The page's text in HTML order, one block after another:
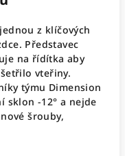
z klíčových
Představec
na řídítka aby
vteřiny.
týmu Dimension
sklon -12° a nejde
šrouby,